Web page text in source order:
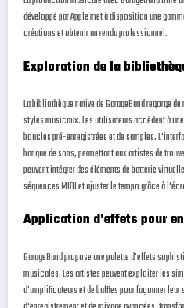
développé par Apple met à disposition une
créations et obtenir un rendu professionnel.
Exploration de la
La bibliothèque native de GarageBand regorge
styles musicaux. Les utilisateurs accèdent à
boucles pré-enregistrées et de samples.
banque de sons, permettant aux artistes de
peuvent intégrer des éléments de batterie
séquences MIDI et ajuster le tempo grâce à
Application d'effets pour
GarageBand propose une palette d'effets
musicales. Les artistes peuvent exploiter les
d'amplificateurs et de baffles pour façonner